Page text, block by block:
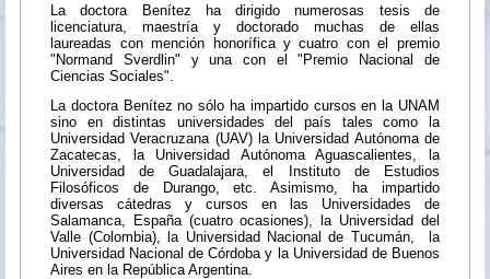
La doctora Benítez ha dirigido numerosas tesis de
licenciatura, maestría y doctorado muchas de ellas
laureadas con mención honorífica y cuatro con el premio
"Normand Sverdlin" y una con el "Premio Nacional de
Ciencias Sociales".
La doctora Benítez no sólo ha impartido cursos en la UNAM
sino en distintas universidades del país tales como la
Universidad Veracruzana (UAV) la Universidad Autónoma de
Zacatecas, la Universidad Autónoma Aguascalientes, la
Universidad de Guadalajara, el Instituto de Estudios
Filosóficos de Durango, etc. Asimismo, ha impartido
diversas cátedras y cursos en las Universidades de
Salamanca, España (cuatro ocasiones), la Universidad del
Valle (Colombia), la Universidad Nacional de Tucumán, la
Universidad Nacional de Córdoba y la Universidad de Buenos
Aires en la República Argentina.